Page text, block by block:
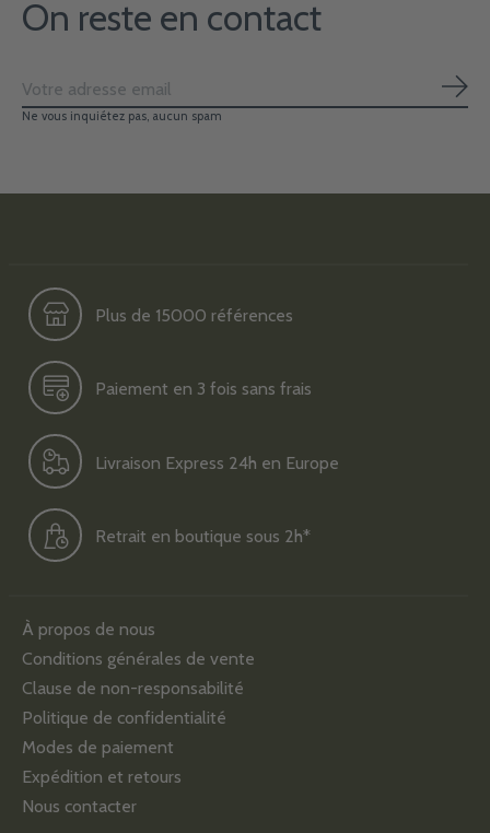
On reste en contact
Ne vous inquiétez pas, aucun spam
Plus de 15000 références
Paiement en 3 fois sans frais
Livraison Express 24h en Europe
Retrait en boutique sous 2h*
À propos de nous
Conditions générales de vente
Clause de non-responsabilité
Politique de confidentialité
Modes de paiement
Expédition et retours
Nous contacter